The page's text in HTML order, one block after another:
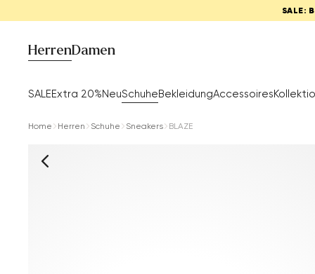
SALE:
Herren
SALEExtra 20%NeuSchuheBekleidungAccessoires
Damen
Home Herren Schuhe Sneakers BLAZE